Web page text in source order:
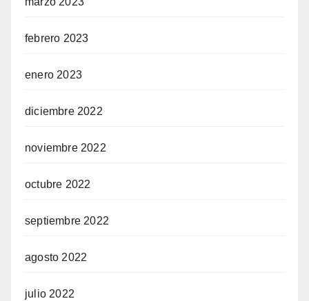
febrero 2023
enero 2023
diciembre 2022
noviembre 2022
octubre 2022
septiembre 2022
agosto 2022
julio 2022